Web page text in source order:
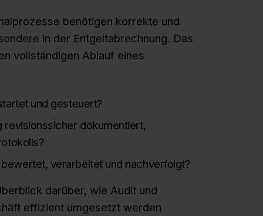
benötigen korrekte und
in der Entgeltabrechnung. Das
vollständigen Ablauf eines
und gesteuert?
revisionssicher dokumentiert,
verarbeitet und nachverfolgt?
darüber, wie Audit und
effizient umgesetzt werden